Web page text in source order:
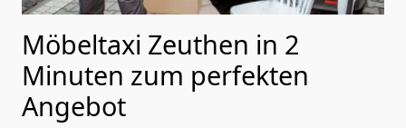
Möbeltaxi Zeuthen in 2
Minuten zum perfekten
Angebot